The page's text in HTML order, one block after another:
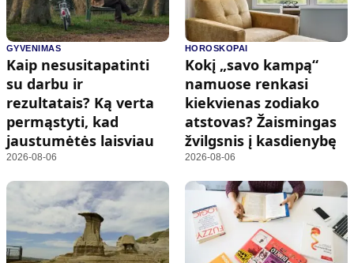
GYVENIMAS
Kaip nesusitapatinti
su darbu ir
rezultatais? Ką verta
permąstyti, kad
jaustumėtės laisviau
2026-08-06
HOROSKOPAI
Kokį „savo kampą“
namuose renkasi
kiekvienas zodiako
atstovas? Žaismingas
žvilgsnis į kasdienybę
2026-08-06